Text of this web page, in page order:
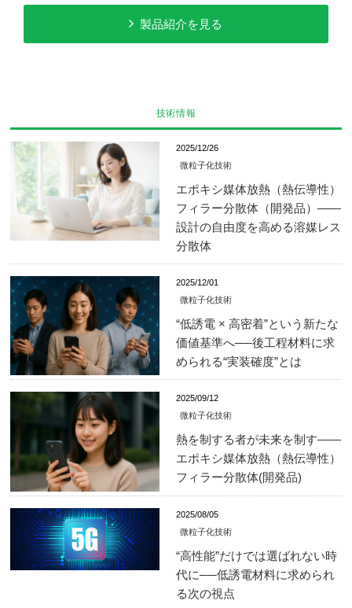
製品紹介を見る
技術情報
2025/12/26
微粒子化技術
エポキシ媒体放熱（熱伝導性）
フィラー分散体（開発品）——
設計の自由度を高める溶媒レス
分散体
2025/12/01
微粒子化技術
“低誘電 × 高密着”という新たな
価値基準へ──後工程材料に求
められる“実装確度”とは
2025/09/12
微粒子化技術
熱を制する者が未来を制す――
エポキシ媒体放熱（熱伝導性）
フィラー分散体(開発品)
2025/08/05
微粒子化技術
“高性能”だけでは選ばれない時
代に──低誘電材料に求められ
る次の視点